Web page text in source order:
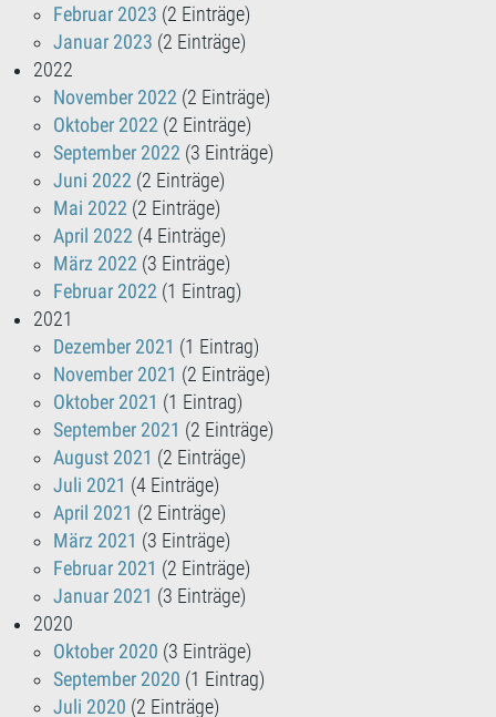
Februar 2023 (2 Einträge)
Januar 2023 (2 Einträge)
2022
November 2022 (2 Einträge)
Oktober 2022 (2 Einträge)
September 2022 (3 Einträge)
Juni 2022 (2 Einträge)
Mai 2022 (2 Einträge)
April 2022 (4 Einträge)
März 2022 (3 Einträge)
Februar 2022 (1 Eintrag)
2021
Dezember 2021 (1 Eintrag)
November 2021 (2 Einträge)
Oktober 2021 (1 Eintrag)
September 2021 (2 Einträge)
August 2021 (2 Einträge)
Juli 2021 (4 Einträge)
April 2021 (2 Einträge)
März 2021 (3 Einträge)
Februar 2021 (2 Einträge)
Januar 2021 (3 Einträge)
2020
Oktober 2020 (3 Einträge)
September 2020 (1 Eintrag)
Juli 2020 (2 Einträge)